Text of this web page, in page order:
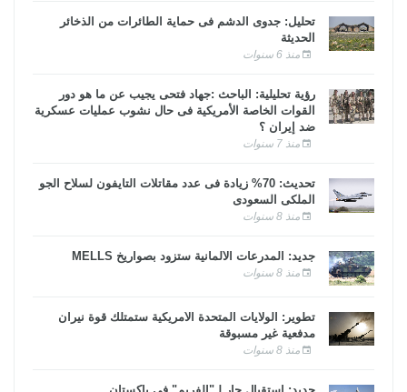
تحليل: جدوى الدشم فى حماية الطائرات من الذخائر
الحديثة
منذ 6 سنوات
رؤية تحليلية: الباحث :جهاد فتحى يجيب عن ما هو دور
القوات الخاصة الأمريكية فى حال نشوب عمليات عسكرية
ضد إيران ؟
منذ 7 سنوات
تحديث: 70% زيادة فى عدد مقاتلات التايفون لسلاح الجو
الملكى السعودى
منذ 8 سنوات
جديد: المدرعات الألمانية ستزود بصواريخ MELLS
منذ 8 سنوات
تطوير: الولايات المتحدة الأمريكية ستمتلك قوة نيران
مدفعية غير مسبوقة
منذ 8 سنوات